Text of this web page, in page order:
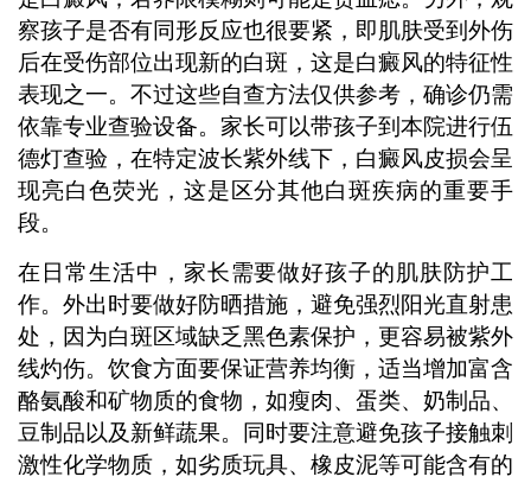
察孩子是否有同形反应也很要紧，即肌肤受到外伤
后在受伤部位出现新的白斑，这是白癜风的特征性
表现之一。不过这些自查方法仅供参考，确诊仍需
依靠专业查验设备。家长可以带孩子到本院进行伍
德灯查验，在特定波长紫外线下，白癜风皮损会呈
现亮白色荧光，这是区分其他白斑疾病的重要手
段。
在日常生活中，家长需要做好孩子的肌肤防护工
作。外出时要做好防晒措施，避免强烈阳光直射患
处，因为白斑区域缺乏黑色素保护，更容易被紫外
线灼伤。饮食方面要保证营养均衡，适当增加富含
酪氨酸和矿物质的食物，如瘦肉、蛋类、奶制品、
豆制品以及新鲜蔬果。同时要注意避免孩子接触刺
激性化学物质，如劣质玩具、橡皮泥等可能含有的